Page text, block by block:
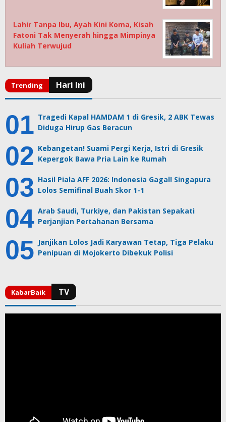
Lahir Tanpa Ibu, Ayah Kini Koma, Kisah
Fatoni Tak Menyerah hingga Mimpinya
Kuliah Terwujud
Tragedi Kapal HAMDAM 1 di Gresik, 2 ABK Tewas
Diduga Hirup Gas Beracun
Kebangetan! Suami Pergi Kerja, Istri di Gresik
Kepergok Bawa Pria Lain ke Rumah
Hasil Piala AFF 2026: Indonesia Gagal! Singapura
Lolos Semifinal Buah Skor 1-1
Arab Saudi, Turkiye, dan Pakistan Sepakati
Perjanjian Pertahanan Bersama
Janjikan Lolos Jadi Karyawan Tetap, Tiga Pelaku
Penipuan di Mojokerto Dibekuk Polisi